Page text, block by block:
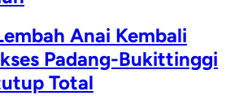
Anai Kembali
Padang-Bukittinggi
Total